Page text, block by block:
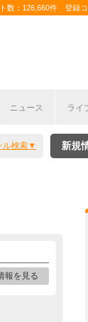
数：126,660件 登録
ニュース ライ
ル検索 新規
報を見る